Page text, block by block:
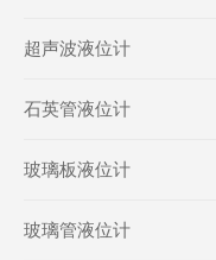
超声波液位计
石英管液位计
玻璃板液位计
玻璃管液位计